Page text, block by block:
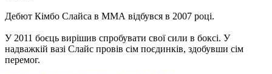
Дебют Кімбо Слайса в ММА відбувся в 2007 році.
У 2011 боєць вирішив спробувати свої сили в боксі. У
надважкій вазі Слайс провів сім поєдинків, здобувши сім
перемог.